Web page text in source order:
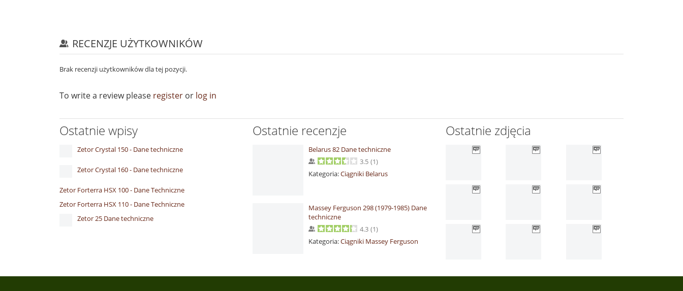
RECENZJE UŻYTKOWNIKÓW
Brak recenzji użytkowników dla tej pozycji.
To write a review please register or log in
Ostatnie wpisy
Zetor Crystal 150 - Dane techniczne
Zetor Crystal 160 - Dane techniczne
Zetor Forterra HSX 100 - Dane Techniczne
Zetor Forterra HSX 110 - Dane Techniczne
Zetor 25 Dane techniczne
Ostatnie recenzje
Belarus 82 Dane techniczne
3.5 (1)
Kategoria:Ciągniki Belarus
Massey Ferguson 298 (1979-1985) Dane
techniczne
4.3 (1)
Kategoria:Ciągniki Massey Ferguson
Ostatnie zdjęcia